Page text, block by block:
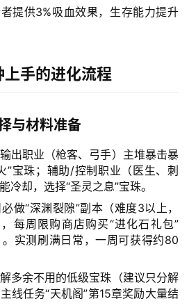
提供3%吸血效果，生存能力提升
手的进化流程
与材料准备
出职业（枪客、弓手）主堆暴击暴
”宝珠；辅助/控制职业（医生、刺
冷却，选择“圣灵之息”宝珠。
做“深渊裂隙”副本（难度3以上，
每周限购商店购买“进化石礼包”
。实测刷满日常，一周可获得约80
多余不用的低级宝珠（建议只分解
线任务“天机阁”第15章奖励大量结